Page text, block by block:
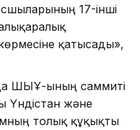
17-інші
қатысады»,
ШЫҰ-ының саммиті
Үндістан және
толық құқықты